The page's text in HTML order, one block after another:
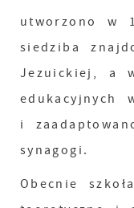
utworzono w
siedziba
Jezuickiej, a
edukacyjnych
i
synagogi.
Obecnie